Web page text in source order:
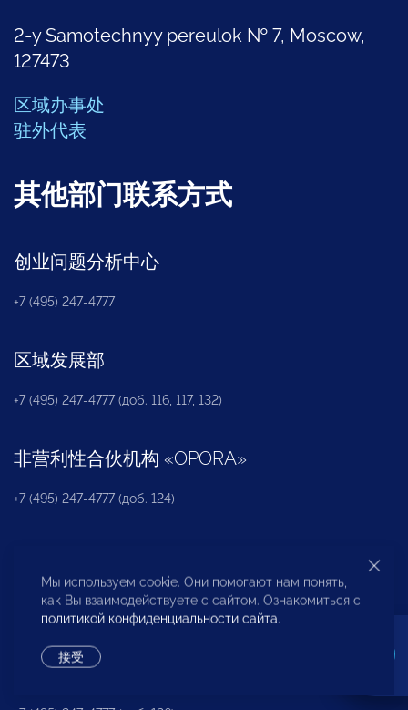
2-y Samotechnyy pereulok № 7, Moscow,
127473
区域办事处
驻外代表
其他部门联系方式
创业问题分析中心
+7 (495) 247-4777
区域发展部
+7 (495) 247-4777 (доб. 116, 117, 132)
非营利性合伙机构 «OPORA»
+7 (495) 247-4777 (доб. 124)
+7 (495) 247 4777 (доб. 115, 114, 113)
pressa@opora.ru
国际部
Мы используем cookie. Они помогают нам понять,
как Вы взаимодействуете с сайтом. Ознакомиться с
политикой конфиденциальности сайта.
接受